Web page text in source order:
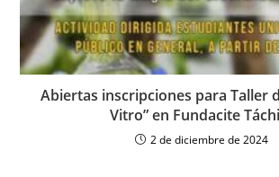
Abiertas inscripciones para Taller
Vitro” en Fundacite
2 de diciembre de 2024